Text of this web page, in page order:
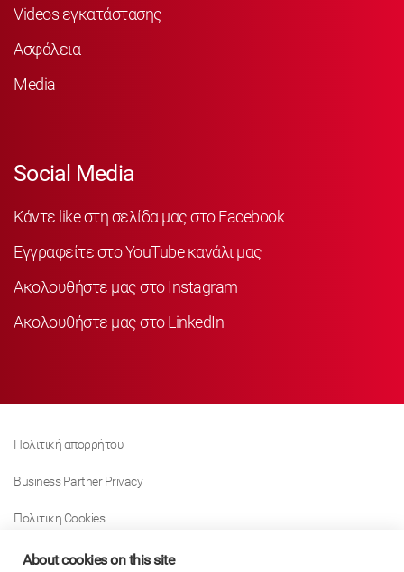
Videos εγκατάστασης
Ασφάλεια
Media
Social Media
Κάντε like στη σελίδα μας στο Facebook
Εγγραφείτε στο YouTube κανάλι μας
Ακολουθήστε μας στο Instagram
Ακολουθήστε μας στο LinkedIn
Πολιτική απορρήτου
Business Partner Privacy
Πολιτικη Cookies
Modern Slavery Act Policy
About cookies on this site